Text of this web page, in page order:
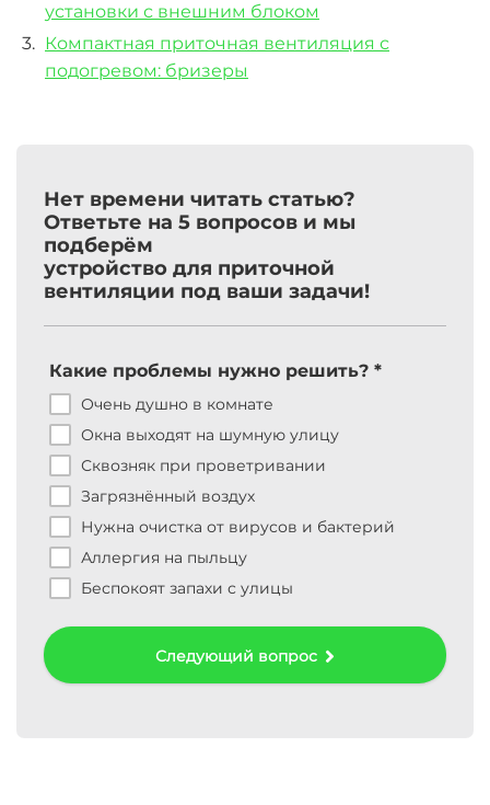
установки с внешним блоком
Компактная приточная вентиляция с
подогревом: бризеры
Нет времени читать статью?
Ответьте на 5 вопросов и мы
подберём
устройство для приточной
вентиляции под ваши задачи!
Какие проблемы нужно решить? *
Очень душно в комнате
Окна выходят на шумную улицу
Сквозняк при проветривании
Загрязнённый воздух
Нужна очистка от вирусов и бактерий
Аллергия на пыльцу
Беспокоят запахи с улицы
Следующий вопрос